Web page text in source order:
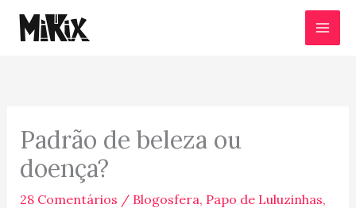
para
Padrão de beleza ou
doença?
28 Comentários / Blogosfera, Papo de Luluzinhas,